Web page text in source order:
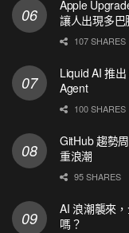
Apple
讓人出現多巴
107 SHARES
Liquid AI 推
Agent
100 SHARES
GitHub 趨勢
重浪潮
95 SHARES
AI 浪潮襲來
嗎？